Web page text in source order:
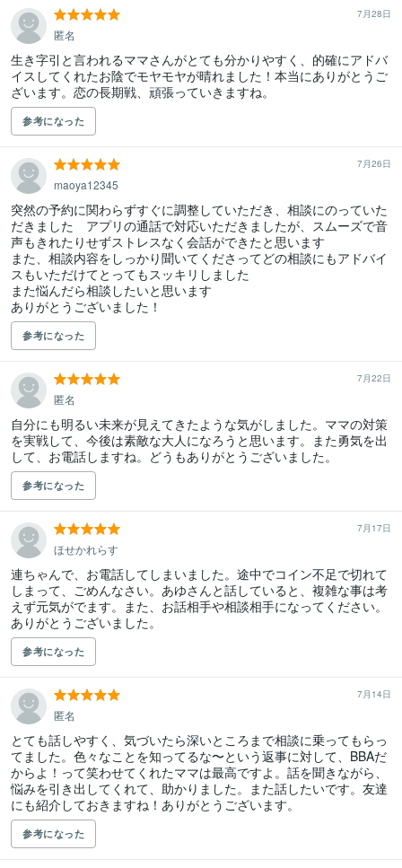
7月28日
匿名
生き字引と言われるママさんがとても分かりやすく、的確にアドバ
イスしてくれたお陰でモヤモヤが晴れました！本当にありがとうご
ざいます。恋の長期戦、頑張っていきますね。
参考になった
7月26日
maoya12345
突然の予約に関わらずすぐに調整していただき、相談にのっていた
だきました　アプリの通話で対応いただきましたが、スムーズで音
声もきれたりせずストレスなく会話ができたと思います
また、相談内容をしっかり聞いてくださってどの相談にもアドバイ
スもいただけてとってもスッキリしました
また悩んだら相談したいと思います
ありがとうございました！
参考になった
7月22日
匿名
自分にも明るい未来が見えてきたような気がしました。ママの対策
を実戦して、今後は素敵な大人になろうと思います。また勇気を出
して、お電話しますね。どうもありがとうございました。
参考になった
7月17日
ほせかれらす
連ちゃんで、お電話してしまいました。途中でコイン不足で切れて
しまって、ごめんなさい。あゆさんと話していると、複雑な事は考
えず元気がでます。また、お話相手や相談相手になってください。
ありがとうございました。
参考になった
7月14日
匿名
とても話しやすく、気づいたら深いところまで相談に乗ってもらっ
てました。色々なことを知ってるな〜という返事に対して、BBAだ
からよ！って笑わせてくれたママは最高ですよ。話を聞きながら、
悩みを引き出してくれて、助かりました。また話したいです。友達
にも紹介しておきますね！ありがとうございます。
参考になった